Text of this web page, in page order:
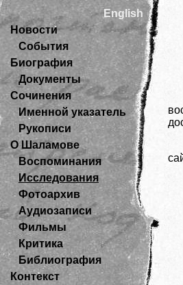
English
Новости
События
Биография
Документы
Сочинения
Именной указатель
Рукописи
О Шаламове
Воспоминания
Исследования
Фотоархив
Аудиозаписи
Фильмы
Критика
Библиография
Контекст